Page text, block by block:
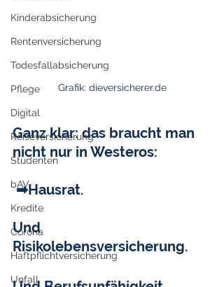
Kinderabsicherung
Rentenversicherung
Todesfallabsicherung
Pflege
Digital
Reiseversicherung
Studenten
bAV
Kredite
Corona
Haftpflichtversicherung
Unfall
Grafik: dieversicherer.de
Ganz klar: das braucht man
nicht nur in Westeros:
➡Hausrat.
Und
Risikolebensversicherung.